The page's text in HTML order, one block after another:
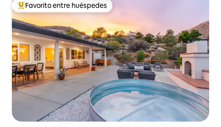
Favorito entre huéspedes preferido
Favorito entre huéspedes